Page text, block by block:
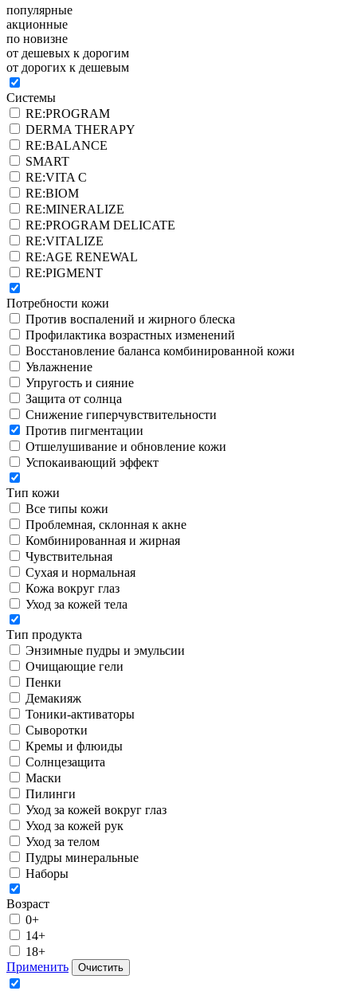
популярные
акционные
по новизне
от дешевых к дорогим
от дорогих к дешевым
Системы
RE:PROGRAM
DERMA THERAPY
RE:BALANCE
SMART
RE:VITA C
RE:BIOM
RE:MINERALIZE
RE:PROGRAM DELICATE
RE:VITALIZE
RE:AGE RENEWAL
RE:PIGMENT
Потребности кожи
Против воспалений и жирного блеска
Профилактика возрастных изменений
Восстановление баланса комбинированной кожи
Увлажнение
Упругость и сияние
Защита от солнца
Снижение гиперчувствительности
Против пигментации
Отшелушивание и обновление кожи
Успокаивающий эффект
Тип кожи
Все типы кожи
Проблемная, склонная к акне
Комбинированная и жирная
Чувствительная
Сухая и нормальная
Кожа вокруг глаз
Уход за кожей тела
Тип продукта
Энзимные пудры и эмульсии
Очищающие гели
Пенки
Демакияж
Тоники-активаторы
Сыворотки
Кремы и флюиды
Солнцезащита
Маски
Пилинги
Уход за кожей вокруг глаз
Уход за кожей рук
Уход за телом
Пудры минеральные
Наборы
Возраст
0+
14+
18+
Применить
Очистить